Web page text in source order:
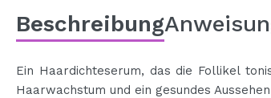
BALD VERFÜGBAR
Beschreibung
Ein Haardichteserum, das die Follikel
Haarwachstum und ein gesundes